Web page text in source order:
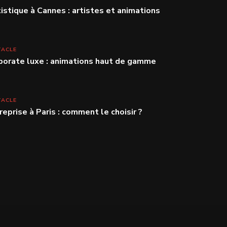
à Cannes : artistes et animations
luxe : animations haut de gamme
à Paris : comment le choisir ?